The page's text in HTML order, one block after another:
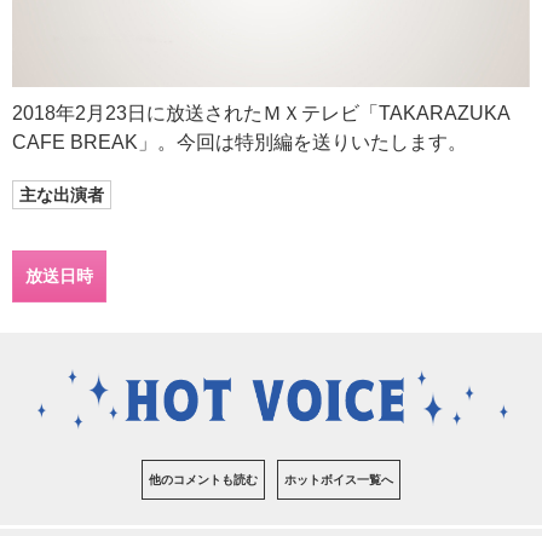
2018年2月23日に放送されたＭＸテレビ「TAKARAZUKA
CAFE BREAK」。今回は特別編を送りいたします。
主な出演者
放送日時
他のコメントも読む ホットボイス一覧へ